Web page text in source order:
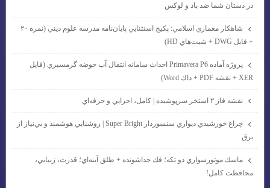
در دستان شما ضد باد و لوكس
شاهكار معماري اسلامي: پكيج استثنايي پايان‌نامه مدرسه علوم ديني (نمره ۲۰
+ فايل DWG + شيت‌هاي HD)
پروژه آماده Primavera P6 احداث سامانه انتقال آب حوضه گرمسيري (فايل
XER + نقشه PDF + داك Word)
نقشه فاز ۲ استخر سرپوشيده | كامل، اجرايي و حرفه‌اي
چراغ خورشيدي ديواري سنسوردار Super Bright | روشنايي هوشمند و بي‌نياز از
برق
ماسك موتورسواري دو تكه؛ فك جداشونده + طلق آينه‌اي؛ قدرت، زيبايي،
محافظت كامل!